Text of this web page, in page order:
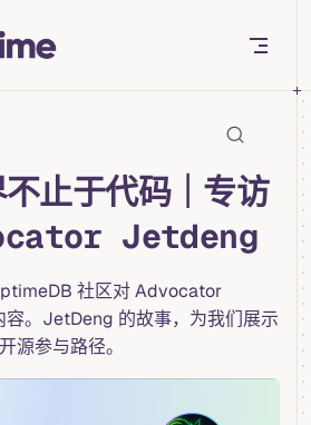
止于代码｜专访
Jetdeng
社区对 Advocator
。JetDeng 的故事，为我们展示
源参与路径。